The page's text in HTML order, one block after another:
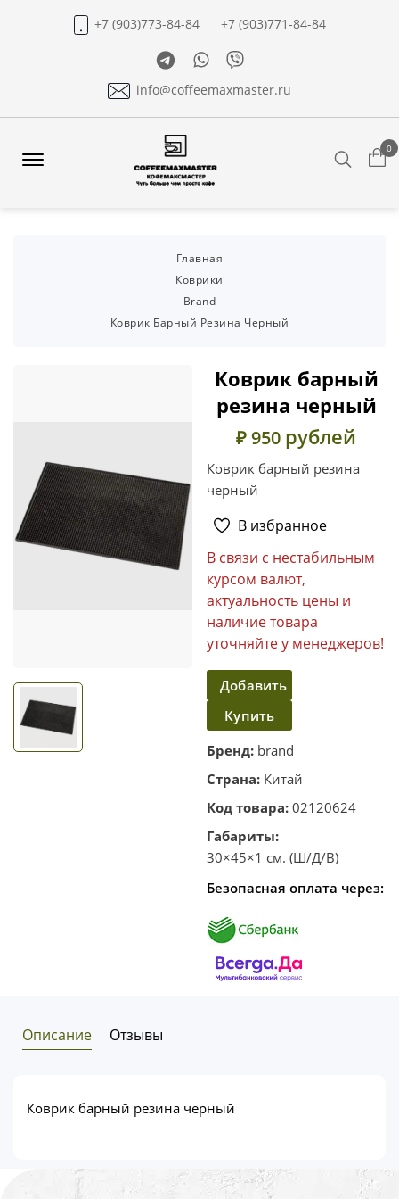
+7 (903)773-84-84
+7 (903)771-84-84
TelegramWhatsapp
Viber
info@coffeemaxmaster.ru
0
Главная
Коврики
Brand
Коврик Барный Резина Черный
Коврик барный
резина черный
₽ 950 рублей
Коврик барный резина
черный
В избранное
В связи с нестабильным
курсом валют,
актуальность цены и
наличие товара
уточняйте у менеджеров!
Добавить
в
корзину
Купить
в один
клик
Бренд: brand
Страна: Китай
Код товара: 02120624
Габариты:
30×45×1 см. (Ш/Д/В)
Безопасная оплата через:
Описание Отзывы
Коврик барный резина черный